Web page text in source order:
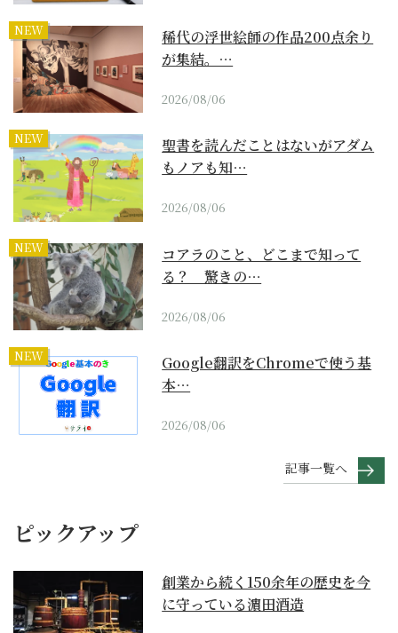
NEW
稀代の浮世絵師の作品200点余り
が集結。…
2026/08/06
NEW
聖書を読んだことはないがアダム
もノアも知…
2026/08/06
NEW
コアラのこと、どこまで知って
る？ 驚きの…
2026/08/06
NEW
Google翻訳をChromeで使う基
本…
2026/08/06
記事一覧へ
ピックアップ
創業から続く150余年の歴史を今
に守っている濵田酒造